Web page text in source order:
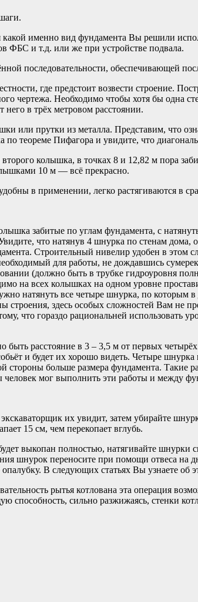
именно вид фундамента Вы решили
ФБС и т.д. или же при устройстве подвала.
последовательности, обеспечивающей
где предстоит возвести строение.
чертежа. Необходимо чтобы хотя бы одна
него в трёх метровом расстоянии.
или прутки из металла. Представим, что
теореме Пифагора и увидите, что
колышка, в точках 8 и 12,82 м пора
10 м — всё прекрасно.
в применении, легко растягиваются в
забитые по углам фундамента, с
что натянув 4 шнурка по стенам дома,
Строительный нивелир удобен в этом
для работы, не дождавшись
(должно быть в трубке гидроуровня
на всех колышках на одном уровне
натянуть все четыре шнурка, по
здесь особых сложностей Вам не
что гораздо рациональней использовать
расстояние в 3 – 3,5 м от первых
и будет их хорошо видеть. Четыре
больше размера фундамента. Такие
человек мог выполнить эти работы и между
их увидит, затем убирайте
15 см, чем перекопает вглубь.
выкопан полностью, натягивайте шнурки
шнурок переносите при помощи отвеса на
В следующих статьях Вы узнаете об
рытья котлована эта операция
способность, сильно разжижаясь, стенки